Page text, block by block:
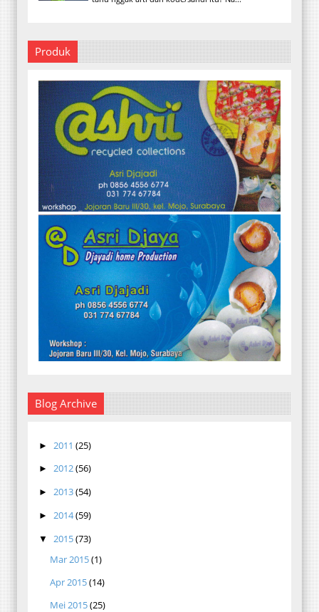
Produk
Blog Archive
► 2011 (25)
► 2012(56)
► 2013(54)
► 2014(59)
▼ 2015(73)
Mar 2015(1)
Apr 2015(14)
Mei 2015(25)